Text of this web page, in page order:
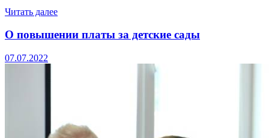
Читать далее
О повышении платы за детские сады
07.07.2022